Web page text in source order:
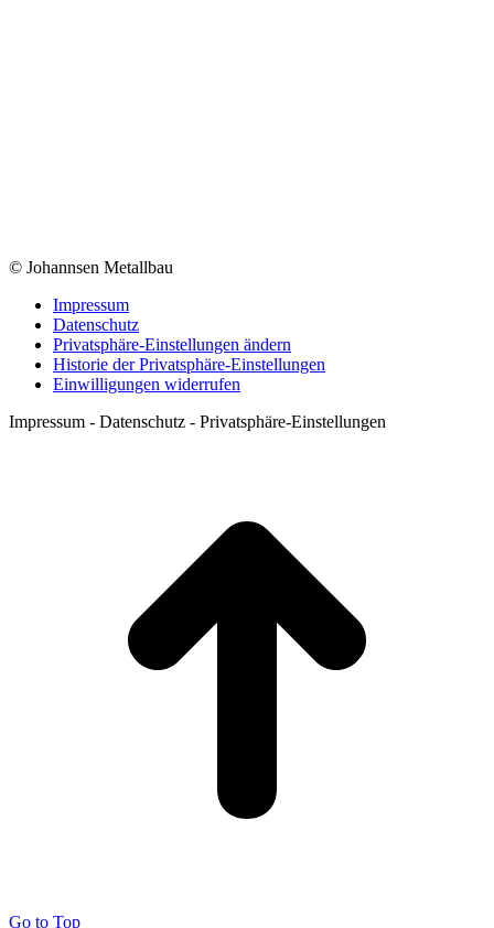
© Johannsen Metallbau
Impressum
Datenschutz
Privatsphäre-Einstellungen ändern
Historie der Privatsphäre-Einstellungen
Einwilligungen widerrufen
Impressum - Datenschutz - Privatsphäre-Einstellungen
Go to Top